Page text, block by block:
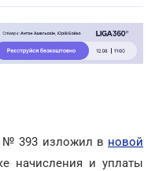
№ 393 изложил в новой
начисления и уплаты